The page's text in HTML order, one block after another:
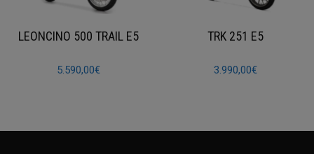
LEONCINO 500 TRAIL E5
5.590,00€
TRK 251 E5
3.990,00€